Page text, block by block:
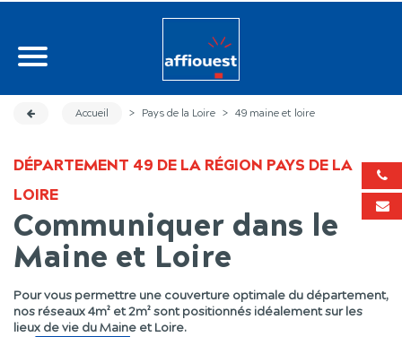
Accueil > Pays de la Loire > 49 maine et loire
DÉPARTEMENT 49 DE LA RÉGION PAYS DE LA
LOIRE
Communiquer dans le
Maine et Loire
Pour vous permettre une couverture optimale du département,
nos réseaux 4m² et 2m² sont positionnés idéalement sur les
lieux de vie du Maine et Loire.